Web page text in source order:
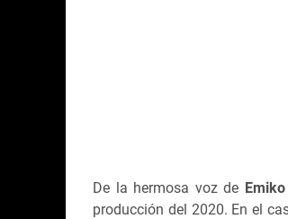
De la hermosa voz de Emiko
producción del 2020. En el